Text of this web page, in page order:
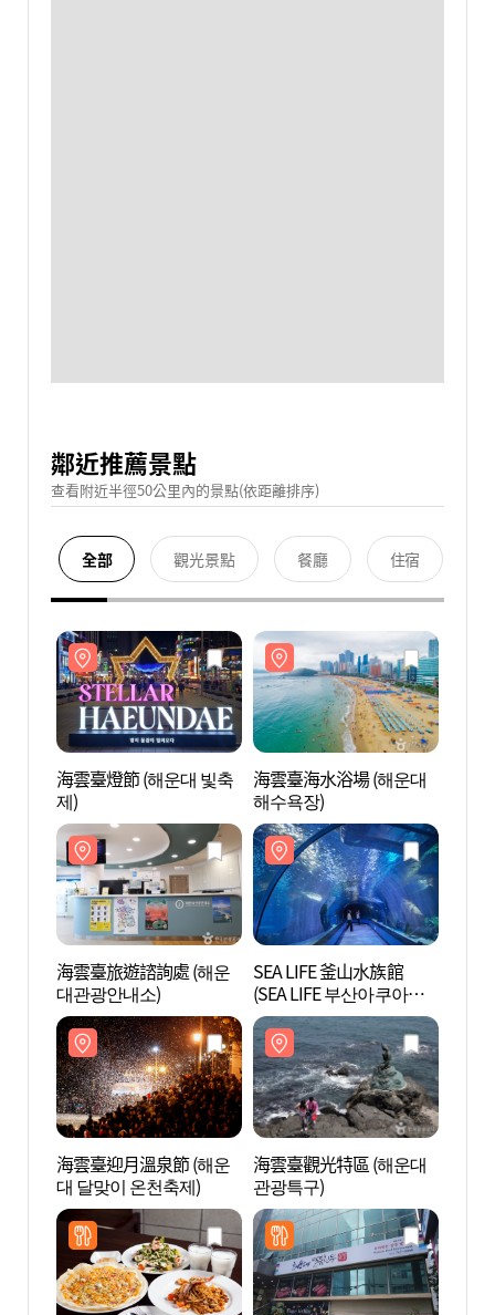
鄰近推薦景點
查看附近半徑50公里內的景點(依距離排序)
全部 觀光景點 餐廳 住宿
海雲臺燈節 (해운대 빛축
제)
海雲臺海水浴場 (해운대
해수욕장)
海雲臺旅遊諮詢處 (해운
대관광안내소)
SEA LIFE 釜山水族館
(SEA LIFE 부산아쿠아리
움)
海雲臺迎月溫泉節 (해운
대 달맞이 온천축제)
海雲臺觀光特區 (해운대
관광특구)